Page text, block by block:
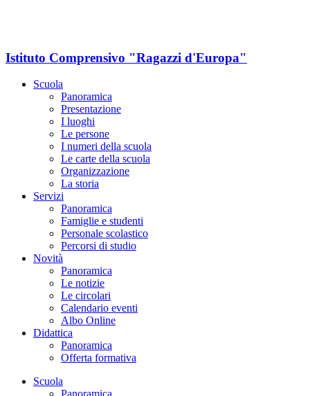
Istituto Comprensivo "Ragazzi d'Europa"
Scuola
Panoramica
Presentazione
I luoghi
Le persone
I numeri della scuola
Le carte della scuola
Organizzazione
La storia
Servizi
Panoramica
Famiglie e studenti
Personale scolastico
Percorsi di studio
Novità
Panoramica
Le notizie
Le circolari
Calendario eventi
Albo Online
Didattica
Panoramica
Offerta formativa
Scuola